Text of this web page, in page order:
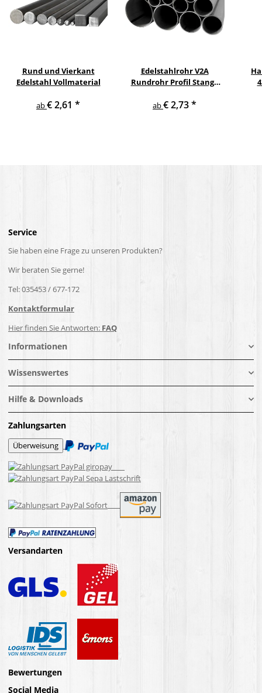
Rund und Vierkant
Edelstahl Vollmaterial
ab€ 2,61 *
Edelstahlrohr V2A
Rundrohr Profil Stange
Durchmessern
ab€ 2,73*
Service
Sie haben eine Frage zu unseren Produkten?
Wir beraten Sie gerne!
Tel: 035453 / 677-172
Kontaktformular
Hier finden Sie Antworten: FAQ
Informationen
Wissenswertes
Hilfe & Downloads
Zahlungsarten
Versandarten
Bewertungen
Social Media